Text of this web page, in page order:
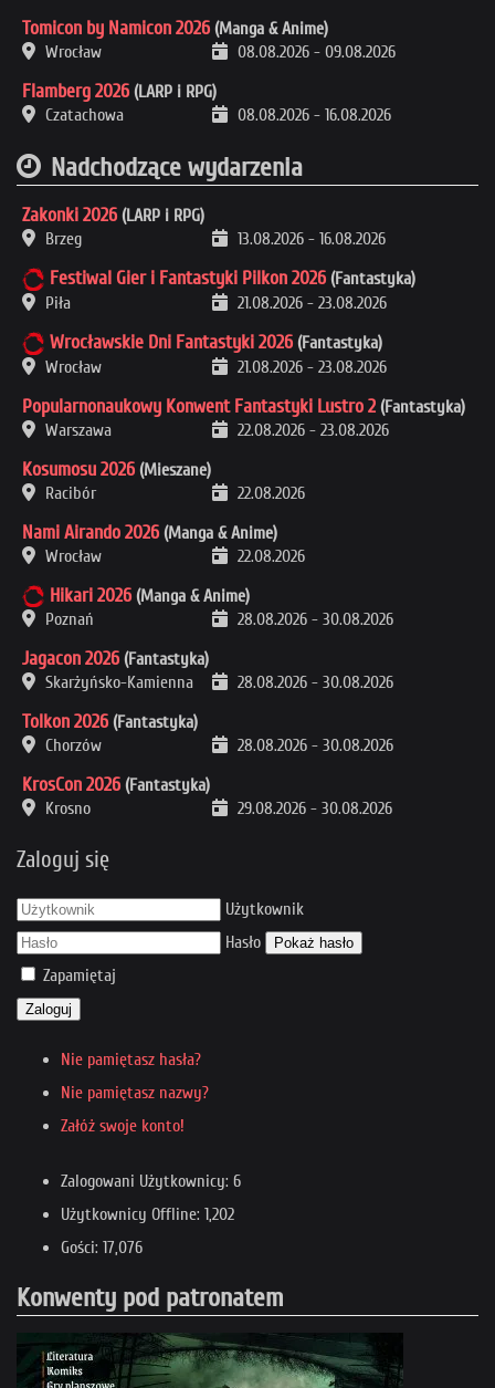
Tomicon by Namicon 2026 (Manga & Anime)
Wrocław
08.08.2026 - 09.08.2026
Flamberg 2026 (LARP i RPG)
Czatachowa
08.08.2026 - 16.08.2026
Nadchodzące wydarzenia
Zakonki 2026 (LARP i RPG)
Brzeg
13.08.2026 - 16.08.2026
Festiwal Gier i Fantastyki Pilkon 2026 (Fantastyka)
Piła
21.08.2026 - 23.08.2026
Wrocławskie Dni Fantastyki 2026 (Fantastyka)
Wrocław
21.08.2026 - 23.08.2026
Popularnonaukowy Konwent Fantastyki Lustro 2 (Fantastyka)
Warszawa
22.08.2026 - 23.08.2026
Kosumosu 2026 (Mieszane)
Racibór
22.08.2026
Nami Airando 2026 (Manga & Anime)
Wrocław
22.08.2026
Hikari 2026 (Manga & Anime)
Poznań
28.08.2026 - 30.08.2026
Jagacon 2026 (Fantastyka)
Skarżyńsko-Kamienna
28.08.2026 - 30.08.2026
Tolkon 2026 (Fantastyka)
Chorzów
28.08.2026 - 30.08.2026
KrosCon 2026 (Fantastyka)
Krosno
29.08.2026 - 30.08.2026
Zaloguj się
Użytkownik
Hasło
Pokaż hasło
Zapamiętaj
Zaloguj
Nie pamiętasz hasła?
Nie pamiętasz nazwy?
Załóż swoje konto!
Zalogowani Użytkownicy: 6
Użytkownicy Offline: 1,202
Gości: 17,076
Konwenty pod patronatem